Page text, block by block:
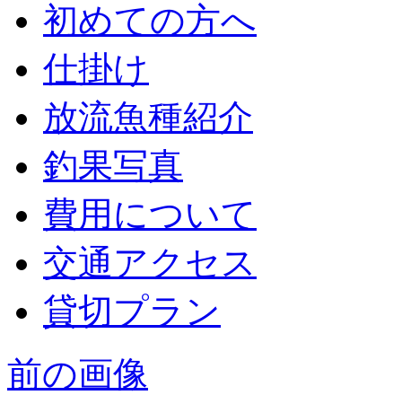
初めての方へ
仕掛け
放流魚種紹介
釣果写真
費用について
交通アクセス
貸切プラン
前の画像